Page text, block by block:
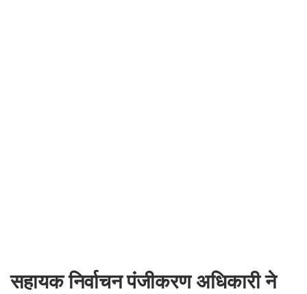
सहायक निर्वाचन पंजीकरण अधिकारी ने